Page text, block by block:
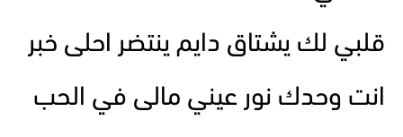
قلبي لك يشتاق دايم ينتضر احلى خبر
انت وحدك نور عيني مالى في الحب